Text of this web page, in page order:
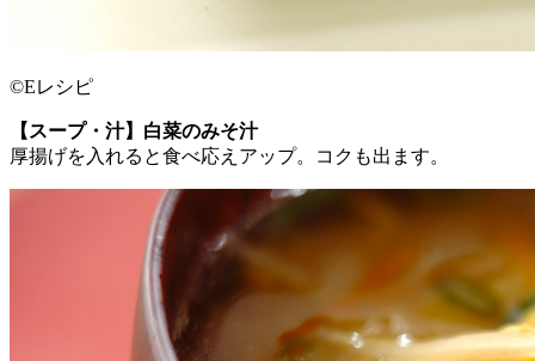
©Eレシピ
【スープ・汁】白菜のみそ汁
厚揚げを入れると食べ応えアップ。コクも出ます。